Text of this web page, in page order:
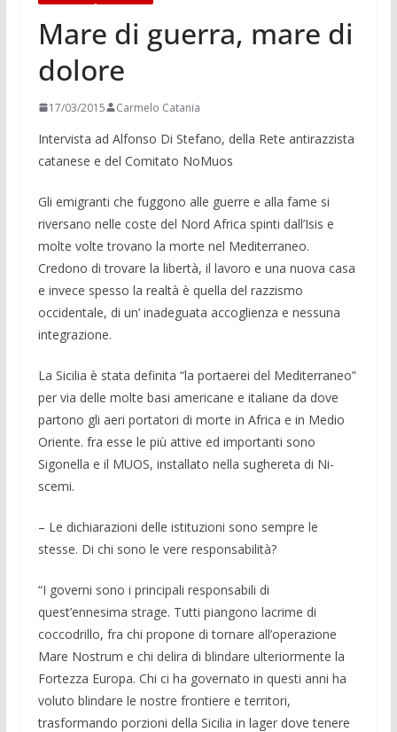
Mare di guerra, mare di
dolore
17/03/2015 Carmelo Catania
Intervista ad Alfonso Di Stefano, della Rete anti­razzista
catanese e del Comitato NoMuos
Gli emigranti che fuggo­no alle guerre e alla fame si
riversano nelle coste del Nord Africa spinti dall’Isis e
molte volte trovano la morte nel Mediterraneo.
Credono di trovare la libertà, il lavoro e una nuova casa
e invece spesso la realtà è quella del razzismo
occidentale, di un’ inadeguata ac­coglienza e nessuna
inte­grazione.
La Sicilia è stata definita “la por­taerei del Mediterraneo”
per via delle molte basi ameri­cane e italiane da dove
partono gli aeri portato­ri di morte in Afri­ca e in Medio
Oriente. fra esse le più atti­ve ed importanti sono
Sigonella e il MUOS, installato nella sughereta di Ni­
scemi.
– Le dichiarazioni delle istituzioni sono sempre le
stesse. Di chi sono le vere re­sponsabilità?
“I governi sono i principali re­sponsabili di
quest’ennesima strage. Tutti piangono lacrime di
coccodrillo, fra chi propone di tornare all’operazione
Mare Nostrum e chi delira di blindare ulterior­mente la
Fortezza Europa. Chi ci ha go­vernato in questi anni ha
voluto blindare le nostre frontiere e ter­ritori,
trasformando porzioni della Sicilia in lager dove te­nere